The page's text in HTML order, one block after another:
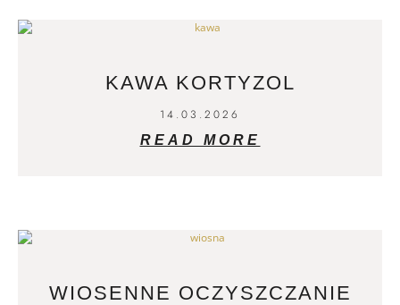
KAWA KORTYZOL
14.03.2026
READ MORE
WIOSENNE OCZYSZCZANIE